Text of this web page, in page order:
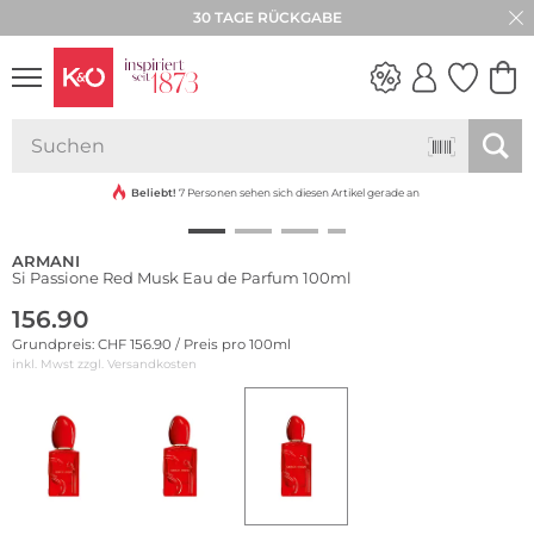
30 TAGE RÜCKGABE
VIBES
Beliebt! 7 Personen sehen sich diesen Artikel gerade an
ARMANI
Si Passione Red Musk Eau de Parfum 100ml
156.90
Grundpreis: CHF 156.90 / Preis pro 100ml
inkl. Mwst zzgl. Versandkosten